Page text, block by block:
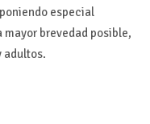
especial
mayor brevedad posible,
adultos.